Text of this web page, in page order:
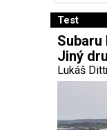
Test
Jiný
Lukáš